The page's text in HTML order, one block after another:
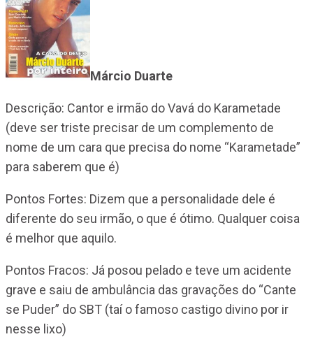
Márcio Duarte
Descrição: Cantor e irmão do Vavá do Karametade
(deve ser triste precisar de um complemento de
nome de um cara que precisa do nome “Karametade”
para saberem que é)
Pontos Fortes: Dizem que a personalidade dele é
diferente do seu irmão, o que é ótimo. Qualquer coisa
é melhor que aquilo.
Pontos Fracos: Já posou pelado e teve um acidente
grave e saiu de ambulância das gravações do “Cante
se Puder” do SBT (taí o famoso castigo divino por ir
nesse lixo)